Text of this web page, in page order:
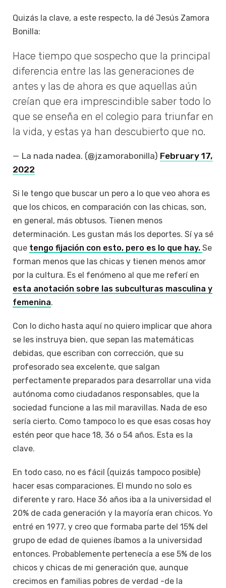
Quizás la clave, a este respecto, la dé Jesús Zamora
Bonilla:
Hace tiempo que sospecho que la principal
diferencia entre las las generaciones de
antes y las de ahora es que aquellas aún
creían que era imprescindible saber todo lo
que se enseña en el colegio para triunfar en
la vida, y estas ya han descubierto que no.
— La nada nadea. (@jzamorabonilla) February 17,
2022
Si le tengo que buscar un pero a lo que veo ahora es
que los chicos, en comparación con las chicas, son,
en general, más obtusos. Tienen menos
determinación. Les gustan más los deportes. Sí ya sé
que tengo fijación con esto, pero es lo que hay. Se
forman menos que las chicas y tienen menos amor
por la cultura. Es el fenómeno al que me referí en
esta anotación sobre las subculturas masculina y
femenina.
Con lo dicho hasta aquí no quiero implicar que ahora
se les instruya bien, que sepan las matemáticas
debidas, que escriban con corrección, que su
profesorado sea excelente, que salgan
perfectamente preparados para desarrollar una vida
autónoma como ciudadanos responsables, que la
sociedad funcione a las mil maravillas. Nada de eso
sería cierto. Como tampoco lo es que esas cosas hoy
estén peor que hace 18, 36 o 54 años. Esta es la
clave.
En todo caso, no es fácil (quizás tampoco posible)
hacer esas comparaciones. El mundo no solo es
diferente y raro. Hace 36 años iba a la universidad el
20% de cada generación y la mayoría eran chicos. Yo
entré en 1977, y creo que formaba parte del 15% del
grupo de edad de quienes íbamos a la universidad
entonces. Probablemente pertenecía a ese 5% de los
chicos y chicas de mi generación que, aunque
crecimos en familias pobres de verdad -de la